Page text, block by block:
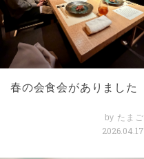
春の会食会がありました
by たまご
2026.04.17